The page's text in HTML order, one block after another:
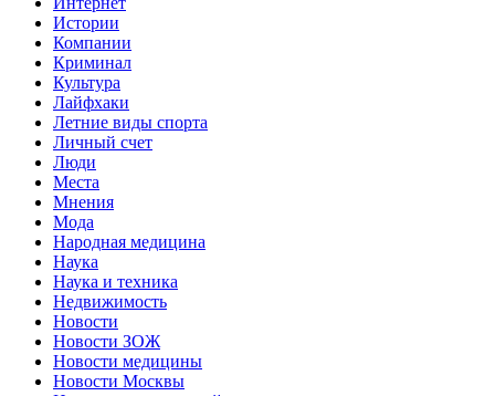
Истории
Компании
Криминал
Культура
Лайфхаки
Летние виды спорта
Личный счет
Люди
Места
Мнения
Мода
Народная медицина
Наука
Наука и техника
Недвижимость
Новости
Новости ЗОЖ
Новости медицины
Новости Москвы